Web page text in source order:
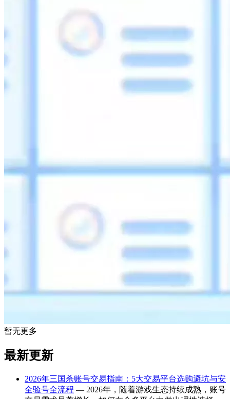
暂无更多
最新更新
2026年三国杀账号交易指南：5大交易平台选购避坑与安
全验号全流程 — 2026年，随着游戏生态持续成熟，账号